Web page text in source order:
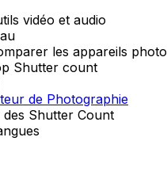
vidéo et audio
les appareils photo
Shutter count
de Photographie
des Shutter Count